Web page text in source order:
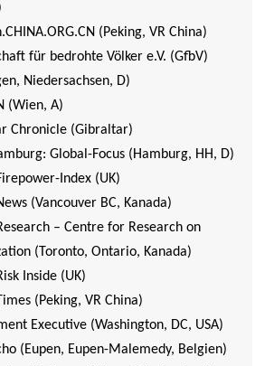
(Peking, VR China)
für bedrohte Völker e.V. (GfbV)
Niedersachsen, D)
(Wien, A)
Chronicle (Gibraltar)
Global-Focus (Hamburg, HH, D)
Index (UK)
(Vancouver BC, Kanada)
– Centre for Research on
(Toronto, Ontario, Kanada)
Inside (UK)
(Peking, VR China)
Executive (Washington, DC, USA)
(Eupen, Eupen-Malemedy, Belgien)